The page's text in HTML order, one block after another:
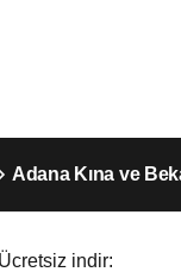
Adana Kına ve
indir: